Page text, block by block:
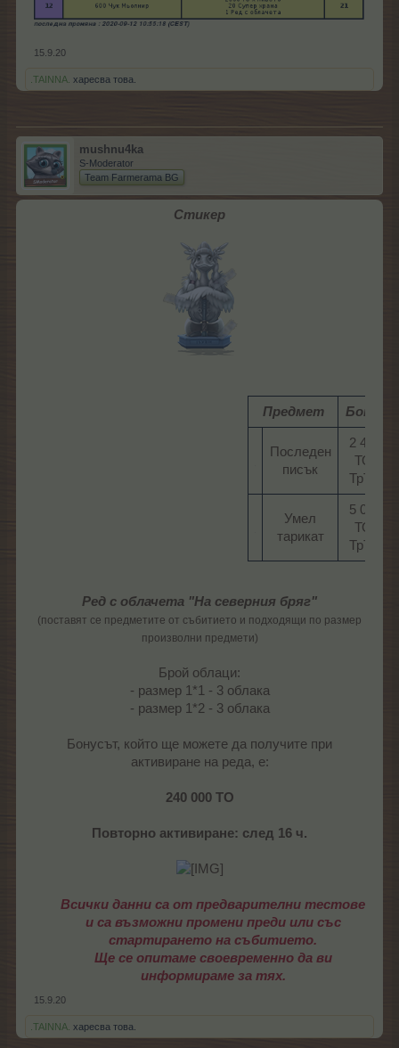
15.9.20
.TAINNA. харесва това.
mushnu4ka
S-Moderator
Team Farmerama BG
Стикер
Предмет Бонус
Последен
писък​
2 450
ТО/
ТрТО​
Умел
тарикат​
5 050
ТО/
ТрТО​
Ред с облачета "На северния бряг"
(поставят се предметите от събитието и подходящи по размер
произволни предмети)
Брой облаци:
- размер 1*1 - 3 облака
- размер 1*2 - 3 облака
Бонусът, който ще можете да получите при
активиране на реда, е:
240 000 ТО
Повторно активиране: след 16 ч.
Всички данни са от предварителни тестове
и са възможни промени преди или със
стартирането на събитието.
Ще се опитаме своевременно да ви
информираме за тях.
15.9.20
.TAINNA. харесва това.